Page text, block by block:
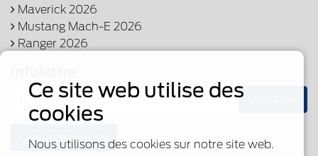
Maverick 2026
Mustang Mach-E 2026
Ranger 2026
Contactez-nous
Ce site web utilise des
cookies
Nous utilisons des cookies sur notre site web.